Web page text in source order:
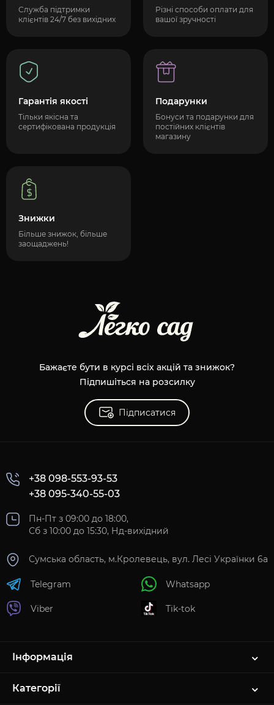
Служба підтримки
клієнтів 24/7 без вихідних
Різні способи оплати для
вашої зручності
Гарантія якості
Тільки якісна та
сертифікована продукція
Подарунки
Бонуси та подарунки для
постійних клієнтів
магазину
Знижки
Більше знижок, більше
заощаджень!
Бажаєте бути в курсі всіх акцій та знижок?
Підпишіться на розсилку
Підписатися
+38 098-553-93-53
+38 095-340-55-03
Пн-Пт з 09:00 до 18:00,
Сб з 10:00 до 15:30, Нд-вихідний
Сумська область, м.Кролевець, вул. Лесі Українки 6а
Telegram
Viber
Whatsapp
Tik-tok
Інформація
Категорії